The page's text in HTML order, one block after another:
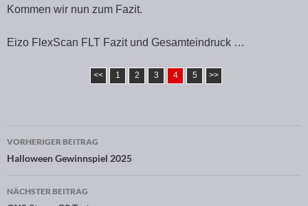
Kommen wir nun zum Fazit.
Eizo FlexScan FLT Fazit und Gesamteindruck …
<< 1 2 3 4 5 >>
Beitragsnavigation
VORHERIGER BEITRAG
Halloween Gewinnspiel 2025
NÄCHSTER BEITRAG